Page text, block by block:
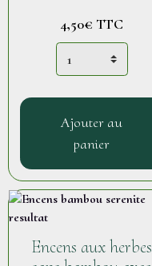
4,50€ TTC
Ajouter au
panier
Encens aux herbes